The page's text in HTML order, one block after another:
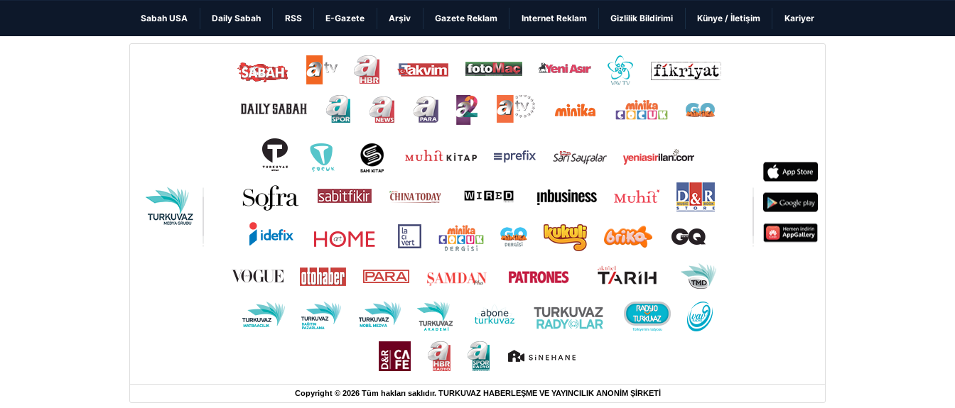
Sabah USA Daily Sabah RSS E-Gazete Arşiv Gazete Reklam Internet Reklam Gizlilik Bildirimi Künye / İletişim Kariyer
Copyright © 2026 Tüm hakları saklıdır. TURKUVAZ HABERLEŞME VE YAYINCILIK ANONİM ŞİRKETİ